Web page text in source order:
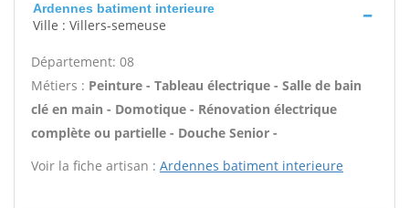
Ardennes batiment interieure
Ville : Villers-semeuse
Département: 08
Métiers : Peinture - Tableau électrique - Salle de bain
clé en main - Domotique - Rénovation électrique
complète ou partielle - Douche Senior -
Voir la fiche artisan : Ardennes batiment interieure